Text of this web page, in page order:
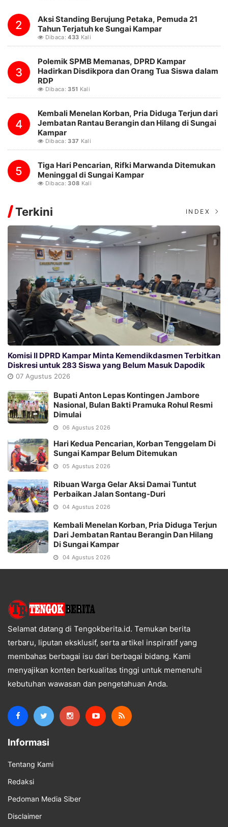
2
Aksi Standing Berujung Petaka, Pemuda 21
Tahun Terjatuh ke Sungai Kampar
Dibaca:433 Kali
3
Polemik SPMB Memanas, DPRD Kampar
Hadirkan Disdikpora dan Orang Tua Siswa dalam
RDP
Dibaca:351 Kali
4
Kembali Menelan Korban, Pria Diduga Terjun dari
Jembatan Rantau Berangin dan Hilang di Sungai
Kampar
Dibaca:337 Kali
5
Tiga Hari Pencarian, Rifki Marwanda Ditemukan
Meninggal di Sungai Kampar
Dibaca:308 Kali
Terkini INDEX
Komisi II DPRD Kampar Minta Kemendikdasmen Terbitkan
Diskresi untuk 283 Siswa yang Belum Masuk Dapodik
07 Agustus 2026
Bupati Anton Lepas Kontingen Jambore
Nasional, Bulan Bakti Pramuka Rohul Resmi
Dimulai
06 Agustus 2026
Hari Kedua Pencarian, Korban Tenggelam Di
Sungai Kampar Belum Ditemukan
05 Agustus 2026
Ribuan Warga Gelar Aksi Damai Tuntut
Perbaikan Jalan Sontang-Duri
04 Agustus 2026
Kembali Menelan Korban, Pria Diduga Terjun
Dari Jembatan Rantau Berangin Dan Hilang
Di Sungai Kampar
04 Agustus 2026
Selamat datang di Tengokberita.id. Temukan berita
terbaru, liputan eksklusif, serta artikel inspiratif yang
membahas berbagai isu dari berbagai bidang. Kami
menyajikan konten berkualitas tinggi untuk memenuhi
kebutuhan wawasan dan pengetahuan Anda.
Informasi
Tentang Kami
Redaksi
Pedoman Media Siber
Disclaimer